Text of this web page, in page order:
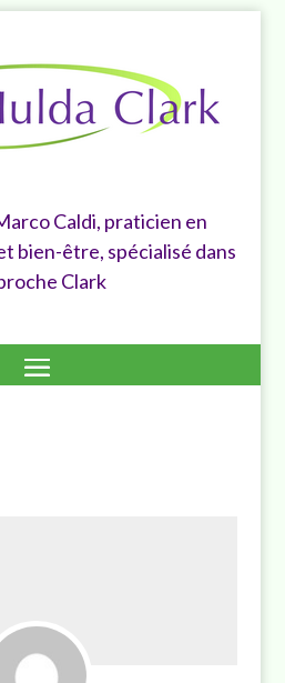
Caldi, praticien en
bien-être, spécialisé dans
Clark